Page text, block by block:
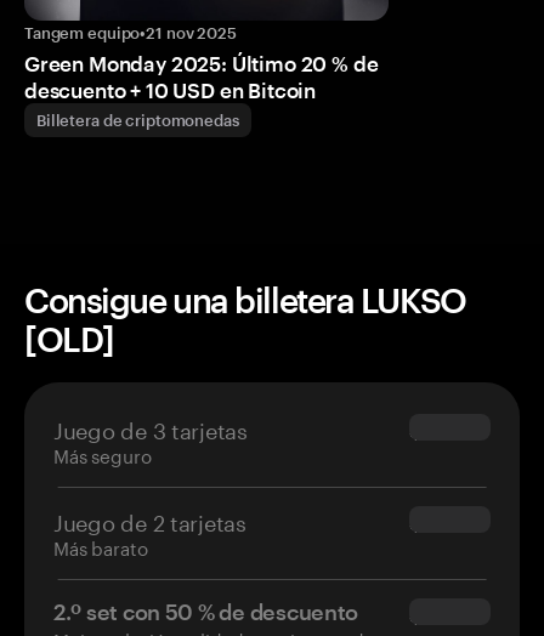
Tangem equipo•21 nov 2025
Green Monday 2025: Último 20 % de
descuento + 10 USD en Bitcoin
Billetera de criptomonedas
Consigue una billetera LUKSO
[OLD]
Juego de 3 tarjetas
Más seguro
$69.90
Juego de 2 tarjetas
Más barato
$54.90
2.º set con 50 % de descuento $34.95